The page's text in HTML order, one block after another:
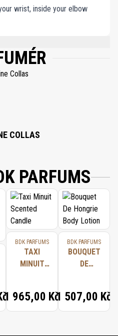
wrist, inside your elbow
AQUA (WATER), COUMARIN,
TOCOPHEROL, LINALOOL,
COLLAS
PARFUMS
BDK PARFUMS
TAXI
MINUIT
1 965,00 Kč
BDK PARFUMS
BOUQUET
DE
LOTION
1 507,00 Kč